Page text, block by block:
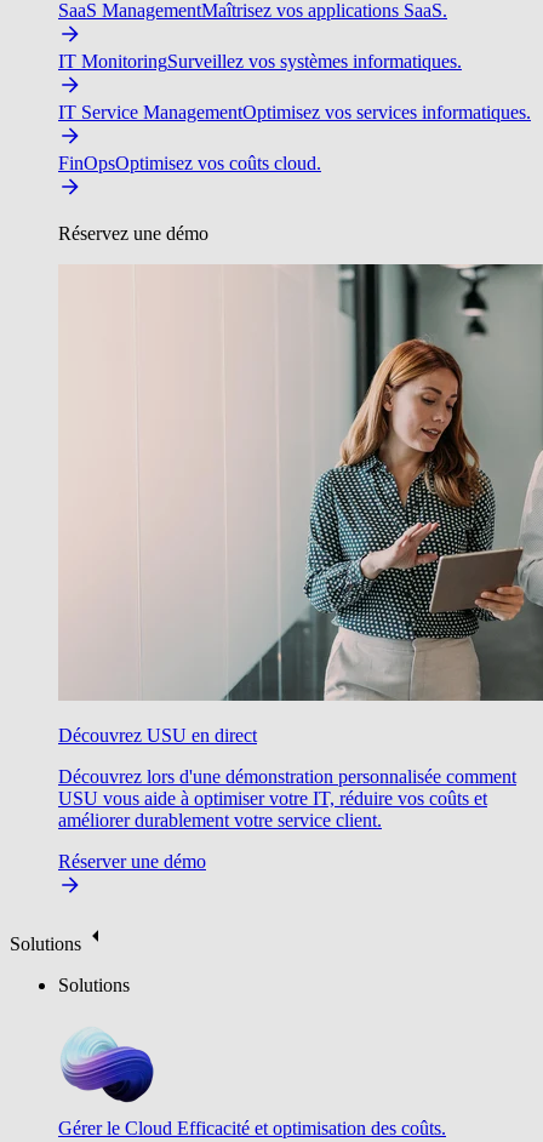
SaaS ManagementMaîtrisez vos applications SaaS.
IT MonitoringSurveillez vos systèmes informatiques.
IT Service ManagementOptimisez vos services informatiques.
FinOpsOptimisez vos coûts cloud.
Réservez une démo
Découvrez USU en direct
Découvrez lors d'une démonstration personnalisée comment
USU vous aide à optimiser votre IT, réduire vos coûts et
améliorer durablement votre service client.
Réserver une démo
Solutions
Solutions
Gérer le Cloud Efficacité et optimisation des coûts.